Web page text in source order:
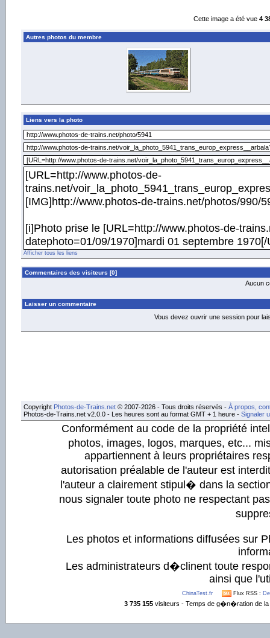
Cette image a été vue 4
Autres photos du membre
Liens vers la photo
Afficher tous les liens
Commentaires des visiteurs [0]
Aucun
Laisser un commentaire
Vous devez ouvrir une session pour
Copyright Photos-de-Trains.net © 2007-2026 - Tous droits réservés - À propos,
Photos-de-Trains.net v2.0.0 - Les heures sont au format GMT + 1 heure - Signaler
Conformément au code de la propriété
photos, images, logos, marques, etc...
appartiennent à leurs propriétaires
autorisation préalable de l'auteur est
l'auteur a clairement stipul� dans la
nous signaler toute photo ne respectant
Les photos et informations diffusées sur
Les administrateurs d�clinent toute
ainsi que
ChinaTest.fr Flux RSS :
3 735 155visiteurs - Temps de g�n�ration de